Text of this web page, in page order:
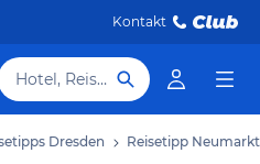
Kontakt
Hotel, Reiseziel
Dresden Reisetipp Neumarkt